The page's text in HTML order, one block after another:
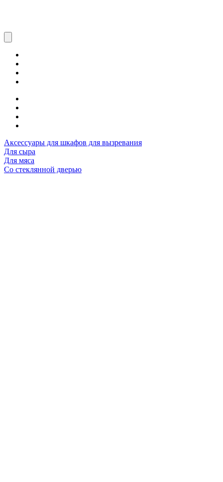
Аксессуары для шкафов для вызревания
Для сыра
Для мяса
Со стеклянной дверью